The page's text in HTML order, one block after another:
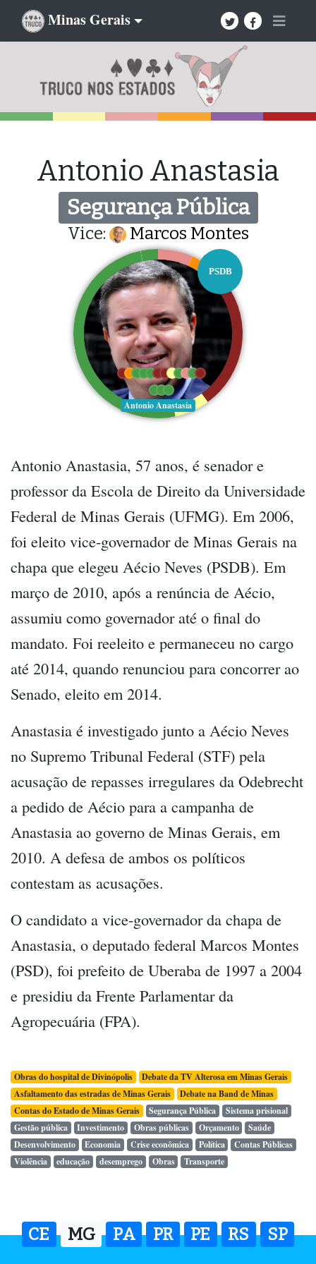
Minas Gerais
Antonio Anastasia
Segurança Pública
Vice: Marcos Montes
PSDB
Antonio Anastasia
Antonio Anastasia, 57 anos, é senador e
professor da Escola de Direito da Universidade
Federal de Minas Gerais (UFMG). Em 2006,
foi eleito vice-governador de Minas Gerais na
chapa que elegeu Aécio Neves (PSDB). Em
março de 2010, após a renúncia de Aécio,
assumiu como governador até o final do
mandato. Foi reeleito e permaneceu no cargo
até 2014, quando renunciou para concorrer ao
Senado, eleito em 2014.
Anastasia é investigado junto a Aécio Neves
no Supremo Tribunal Federal (STF) pela
acusação de repasses irregulares da Odebrecht
a pedido de Aécio para a campanha de
Anastasia ao governo de Minas Gerais, em
2010. A defesa de ambos os políticos
contestam as acusações.
O candidato a vice-governador da chapa de
Anastasia, o deputado federal Marcos Montes
(PSD), foi prefeito de Uberaba de 1997 a 2004
e presidiu da Frente Parlamentar da
Agropecuária (FPA).
Obras do hospital de Divinópolis
Debate da TV Alterosa em Minas Gerais
Asfaltamento das estradas de Minas Gerais
Debate na Band de Minas
Contas do Estado de Minas Gerais
Segurança Pública
Sistema prisional
Gestão pública
Investimento Obras públicas Orçamento
Saúde
Desenvolvimento
Economia Crise econômica Política
Contas Públicas
Violência
educação desemprego Obras Transporte
CE MG PA PR PE RS SP